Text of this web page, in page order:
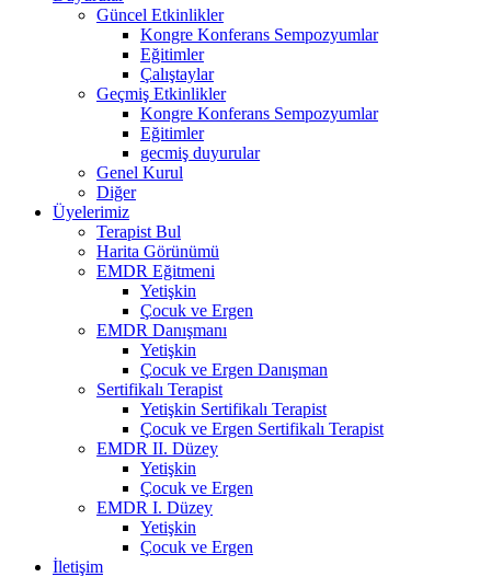
Güncel Etkinlikler
Kongre Konferans Sempozyumlar
Eğitimler
Çalıştaylar
Geçmiş Etkinlikler
Kongre Konferans Sempozyumlar
Eğitimler
gecmiş duyurular
Genel Kurul
Diğer
Üyelerimiz
Terapist Bul
Harita Görünümü
EMDR Eğitmeni
Yetişkin
Çocuk ve Ergen
EMDR Danışmanı
Yetişkin
Çocuk ve Ergen Danışman
Sertifikalı Terapist
Yetişkin Sertifikalı Terapist
Çocuk ve Ergen Sertifikalı Terapist
EMDR II. Düzey
Yetişkin
Çocuk ve Ergen
EMDR I. Düzey
Yetişkin
Çocuk ve Ergen
İletişim